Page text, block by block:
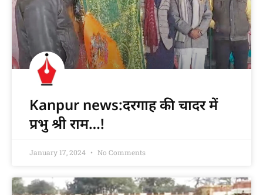
Kanpur news:दरगाह की चादर में
प्रभु श्री राम…!
January 17, 2024 No Comments